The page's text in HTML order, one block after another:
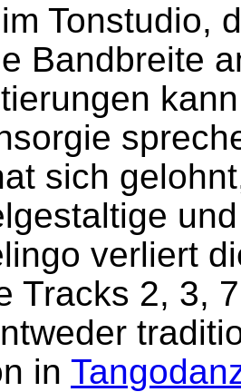
Tonstudio,
Bandbreite
sich
verliert
Tracks 2, 3,
in